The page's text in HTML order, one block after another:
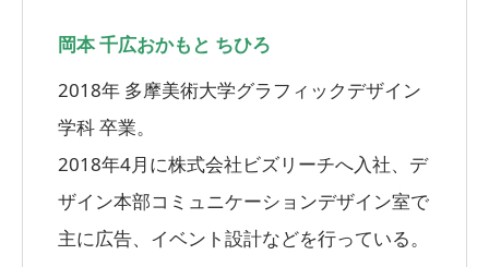
岡本 千広おかもと ちひろ
2018年 多摩美術大学グラフィックデザイン
学科 卒業。
2018年4月に株式会社ビズリーチへ入社、デ
ザイン本部コミュニケーションデザイン室で
主に広告、イベント設計などを行っている。